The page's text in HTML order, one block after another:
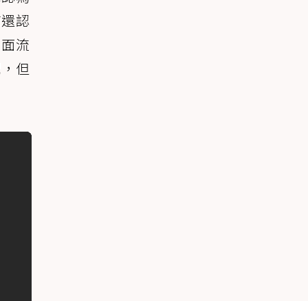
認
流
但